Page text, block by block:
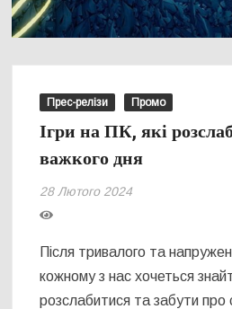
Прес-релізи Промо
Ігри на ПК, які
важкого дня
28 Лютого 2024
Після тривалого та
кожному з нас хочеться
розслабитися та забути про